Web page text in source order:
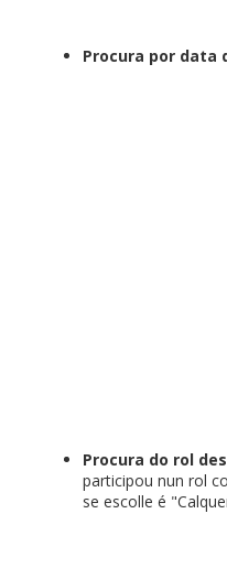
Procura por data
Procura do rol
participou nun rol
se escolle é